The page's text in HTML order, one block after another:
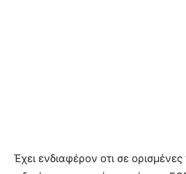
Έχει ενδιαφέρον οτι σε